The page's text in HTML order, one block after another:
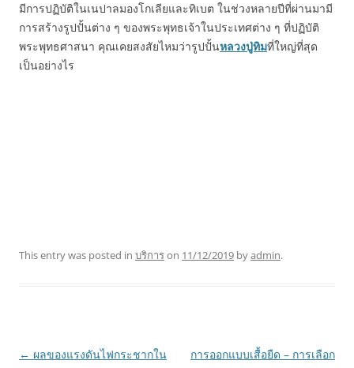
มีการปฏิบัติในเนปาลมองโกเลียและทิเบต ในช่วงหลายปีที่ผ่านมามี
การสร้างรูปปั้นต่าง ๆ ของพระพุทธเจ้าในประเทศต่าง ๆ ที่ปฏิบัติ
พระพุทธศาสนา คุณเคยสงสัยไหมว่ารูปปั้นหลวงปู่ทิมที่ใหญ่ที่สุด
เป็นอย่างไร
This entry was posted in บริการon 11/12/2019 byadmin.
Post
← ผลของแรงดันไฟกระชากใน
การออกแบบเสื้อยืด – การเลือก